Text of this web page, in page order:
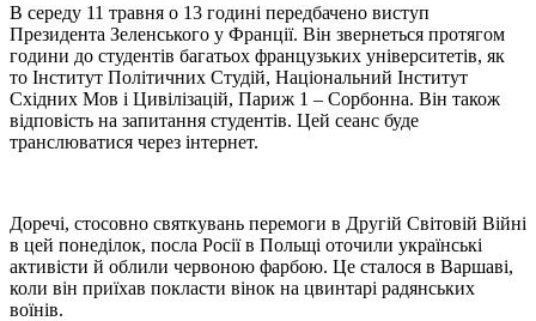
В середу 11 травня о 13 годині передбачено виступ
Президента Зеленського у Франції. Він звернеться протягом
години до студентів багатьох французьких університетів, як
то Інститут Політичних Студій, Національний Інститут
Східних Мов і Цивілізацій, Париж 1 – Сорбонна. Він також
відповість на запитання студентів. Цей сеанс буде
транслюватися через інтернет.
Доречі, стосовно святкувань перемоги в Другій Світовій Війні
в цей понеділок, посла Росії в Польщі оточили українські
активісти й облили червоною фарбою. Це сталося в Варшаві,
коли він приїхав покласти вінок на цвинтарі радянських
воїнів.